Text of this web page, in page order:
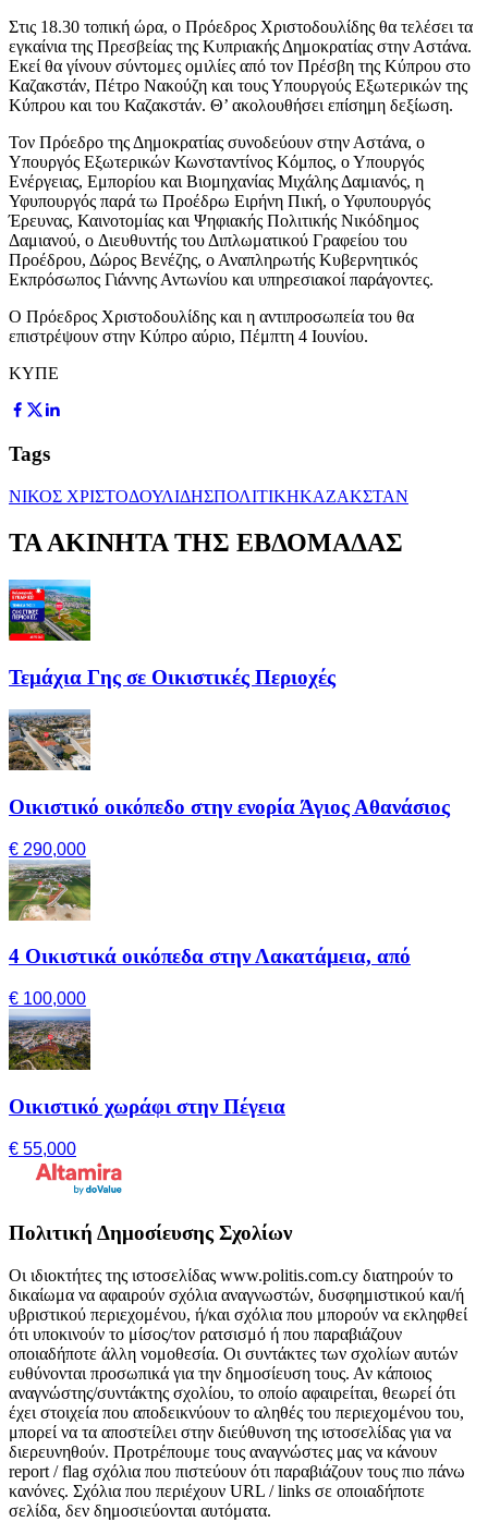
Στις 18.30 τοπική ώρα, ο Πρόεδρος Χριστοδουλίδης θα τελέσει τα
εγκαίνια της Πρεσβείας της Κυπριακής Δημοκρατίας στην Αστάνα.
Εκεί θα γίνουν σύντομες ομιλίες από τον Πρέσβη της Κύπρου στο
Καζακστάν, Πέτρο Νακούζη και τους Υπουργούς Εξωτερικών της
Κύπρου και του Καζακστάν. Θ’ ακολουθήσει επίσημη δεξίωση.
Τον Πρόεδρο της Δημοκρατίας συνοδεύουν στην Αστάνα, ο
Υπουργός Εξωτερικών Κωνσταντίνος Κόμπος, ο Υπουργός
Ενέργειας, Εμπορίου και Βιομηχανίας Μιχάλης Δαμιανός, η
Υφυπουργός παρά τω Προέδρω Ειρήνη Πική, ο Υφυπουργός
Έρευνας, Καινοτομίας και Ψηφιακής Πολιτικής Νικόδημος
Δαμιανού, o Διευθυντής του Διπλωματικού Γραφείου του
Προέδρου, Δώρος Βενέζης, ο Αναπληρωτής Κυβερνητικός
Εκπρόσωπος Γιάννης Αντωνίου και υπηρεσιακοί παράγοντες.
Ο Πρόεδρος Χριστοδουλίδης και η αντιπροσωπεία του θα
επιστρέψουν στην Κύπρο αύριο, Πέμπτη 4 Ιουνίου.
ΚΥΠΕ
Tags
ΝΙΚΟΣ ΧΡΙΣΤΟΔΟΥΛΙΔΗΣΠΟΛΙΤΙΚΗΚΑΖΑΚΣΤΑΝ
ΤΑ ΑΚΙΝΗΤΑ ΤΗΣ ΕΒΔΟΜΑΔΑΣ
Τεμάχια Γης σε Οικιστικές Περιοχές
Οικιστικό οικόπεδο στην ενορία Άγιος Αθανάσιος
€ 290,000
4 Οικιστικά οικόπεδα στην Λακατάμεια, από
€ 100,000
Οικιστικό χωράφι στην Πέγεια
€ 55,000
Πολιτική Δημοσίευσης Σχολίων
Οι ιδιοκτήτες της ιστοσελίδας www.politis.com.cy διατηρούν το
δικαίωμα να αφαιρούν σχόλια αναγνωστών, δυσφημιστικού και/ή
υβριστικού περιεχομένου, ή/και σχόλια που μπορούν να εκληφθεί
ότι υποκινούν το μίσος/τον ρατσισμό ή που παραβιάζουν
οποιαδήποτε άλλη νομοθεσία. Οι συντάκτες των σχολίων αυτών
ευθύνονται προσωπικά για την δημοσίευση τους. Αν κάποιος
αναγνώστης/συντάκτης σχολίου, το οποίο αφαιρείται, θεωρεί ότι
έχει στοιχεία που αποδεικνύουν το αληθές του περιεχομένου του,
μπορεί να τα αποστείλει στην διεύθυνση της ιστοσελίδας για να
διερευνηθούν. Προτρέπουμε τους αναγνώστες μας να κάνουν
report / flag σχόλια που πιστεύουν ότι παραβιάζουν τους πιο πάνω
κανόνες. Σχόλια που περιέχουν URL / links σε οποιαδήποτε
σελίδα, δεν δημοσιεύονται αυτόματα.